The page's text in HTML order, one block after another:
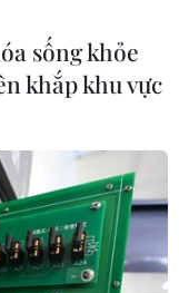
sống khỏe
khắp khu vực